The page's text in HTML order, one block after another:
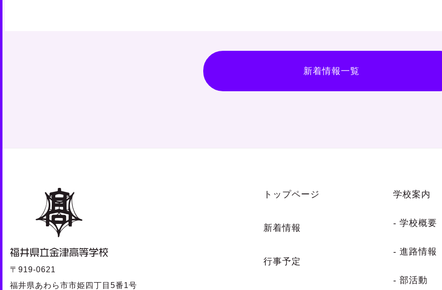
新着情報一覧
〒919-0621
福井県あわら市市姫四丁目5番1号
トップページ
新着情報
行事予定
学校案内
- 学校概要
- 進路情報
- 部活動